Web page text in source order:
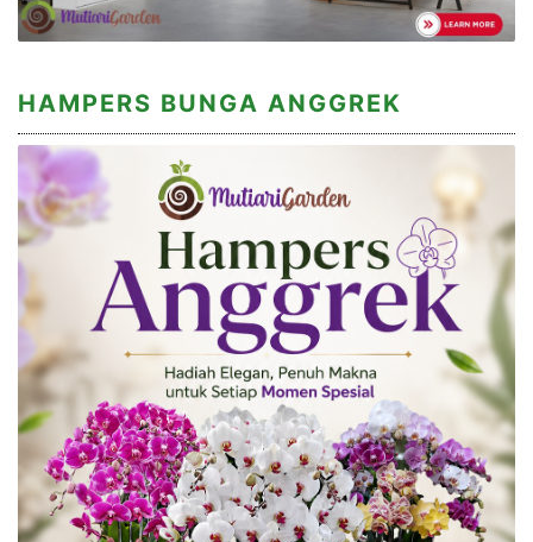
HAMPERS BUNGA ANGGREK